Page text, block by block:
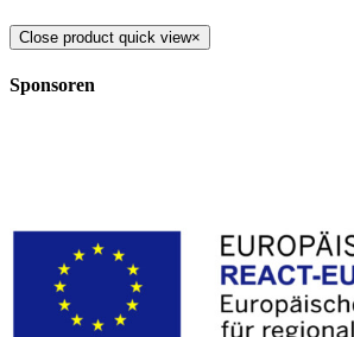
Close product quick view×
Sponsoren